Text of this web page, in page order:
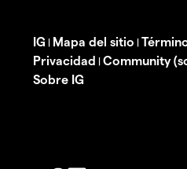
IG | Mapa del sitio |
Privacidad | Community
Sobre IG